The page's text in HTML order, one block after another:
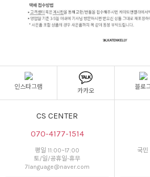
인스타그램
카카오
블로
CS CENTER
070-4177-1514
평일 11:00~17:00
토/일/공휴일-휴무
7language@naver.com
국